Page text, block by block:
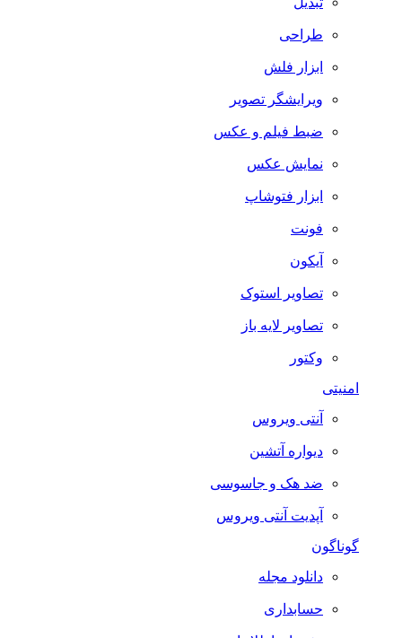
طراحی
ابزار فلش
ویرایشگر تصویر
ضبط فيلم و عكس
نمایش عکس
ابزار فتوشاپ
فونت
آیکون
تصاویر استوک
تصاویر لایه باز
وکتور
امنیتی
آنتی ویروس
دیواره آتشین
ضد هک و جاسوسی
آپدیت آنتی ویروس
گوناگون
دانلود مجله
حسابداری